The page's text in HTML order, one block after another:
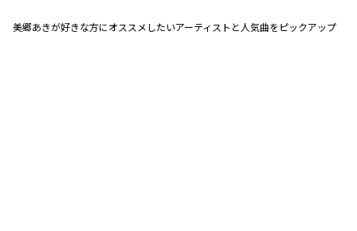
美郷あきが好きな方にオススメしたいアーティストと人気曲をピックアップ